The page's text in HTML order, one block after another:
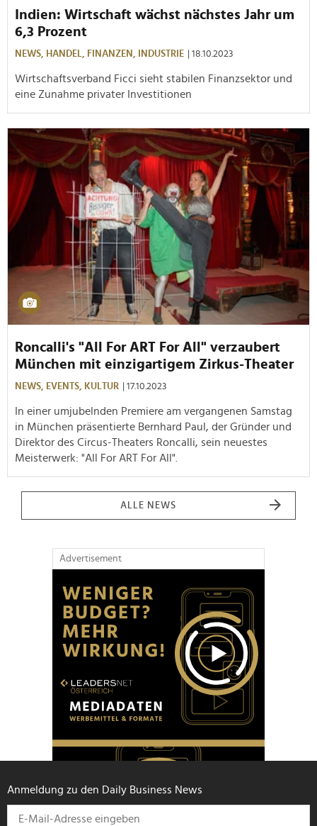
Indien: Wirtschaft wächst nächstes Jahr um
6,3 Prozent
NEWS, HANDEL, FINANZEN, INDUSTRIE | 18.10.2023
Wirtschaftsverband Ficci sieht stabilen Finanzsektor und
eine Zunahme privater Investitionen
Roncalli's "All For ART For All" verzaubert
München mit einzigartigem Zirkus-Theater
NEWS, EVENTS, KULTUR | 17.10.2023
In einer umjubelnden Premiere am vergangenen Samstag
in München präsentierte Bernhard Paul, der Gründer und
Direktor des Circus-Theaters Roncalli, sein neuestes
Meisterwerk: "All For ART For All".
ALLE NEWS
Advertisement
Anmeldung zu den Daily Business News